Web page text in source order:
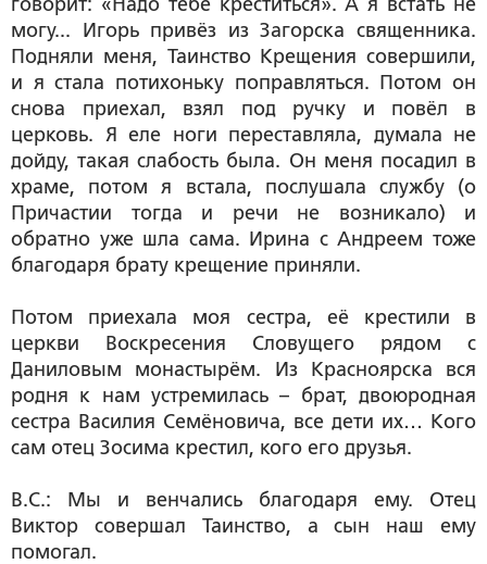
говорит: «Надо тебе креститься». А я встать не
могу... Игорь привёз из Загорска священника.
Подняли меня, Таинство Крещения совершили,
и я стала потихоньку поправляться. Потом он
снова приехал, взял под ручку и повёл в
церковь. Я еле ноги переставляла, думала не
дойду, такая слабость была. Он меня посадил в
храме, потом я встала, послушала службу (о
Причастии тогда и речи не возникало) и
обратно уже шла сама. Ирина с Андреем тоже
благодаря брату крещение приняли.
Потом приехала моя сестра, её крестили в
церкви Воскресения Словущего рядом с
Даниловым монастырём. Из Красноярска вся
родня к нам устремилась – брат, двоюродная
сестра Василия Семёновича, все дети их… Кого
сам отец Зосима крестил, кого его друзья.
В.С.: Мы и венчались благодаря ему. Отец
Виктор совершал Таинство, а сын наш ему
помогал.